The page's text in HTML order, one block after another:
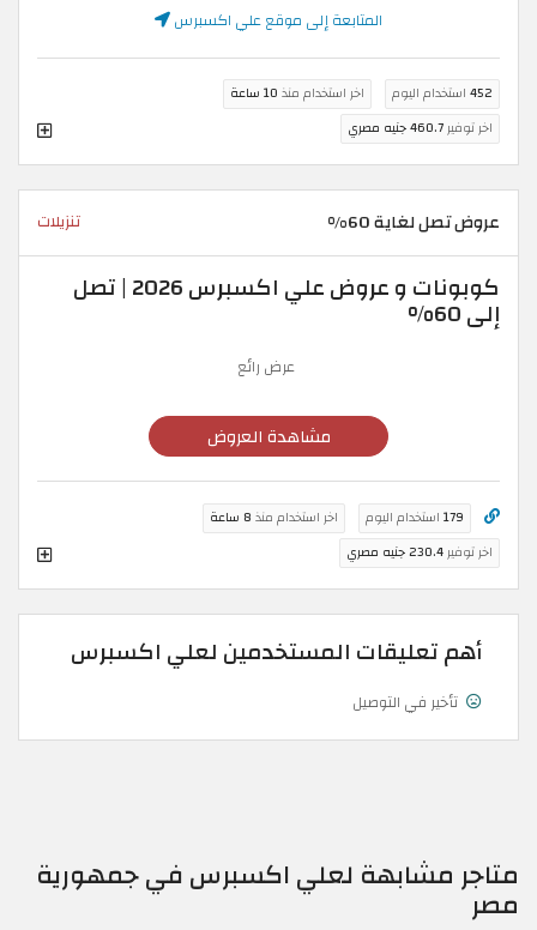
المتابعة إلى موقع علي اكسبرس
452 استخدام اليوم اخر استخدام منذ 10 ساعة
اخر توفير460.7 جنيه مصري
عروض تصل لغاية 60% تنزيلات
كوبونات و عروض علي اكسبرس 2026 | تصل
إلى 60%
عرض رائع
مشاهدة العروض
179 استخدام اليوم اخر استخدام منذ 8 ساعة
اخر توفير230.4 جنيه مصري
أهم تعليقات المستخدمين لعلي اكسبرس
تأخير في التوصيل
متاجر مشابهة لعلي اكسبرس في جمهورية
مصر